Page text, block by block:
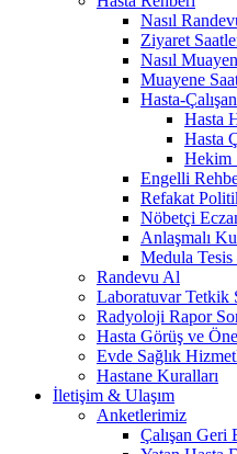
Nasıl
Ziyaret
Nasıl
Muayene
Hasta-
Hasta
Hasta
Hekim
Engelli
Refakat
Nöbetçi
Anlaşmalı
Medula
Randevu Al
Laboratuvar Tetkik
Radyoloji Rapor
Hasta Görüş ve
Evde Sağlık
Hastane Kuralları
İletişim & Ulaşım
Anketlerimiz
Çalışan